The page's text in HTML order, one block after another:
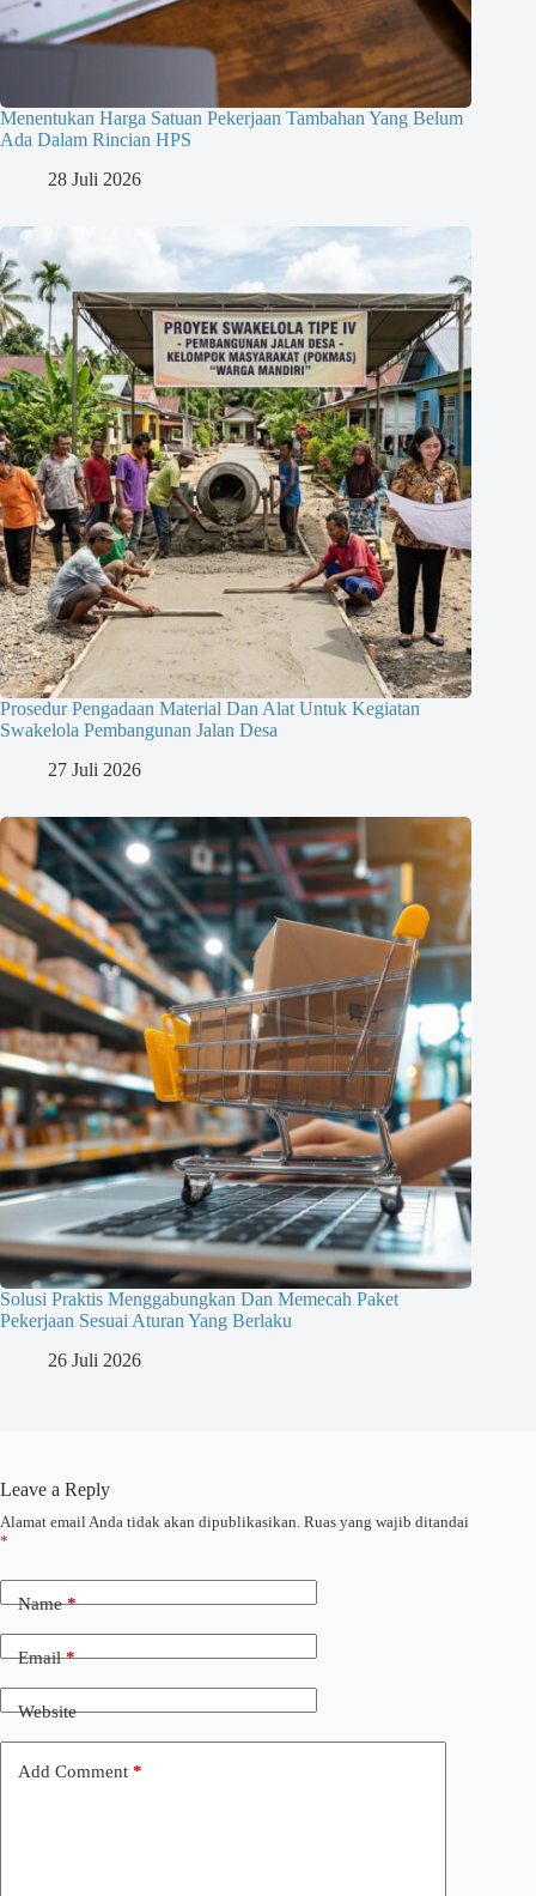
Menentukan Harga Satuan Pekerjaan Tambahan Yang Belum
Ada Dalam Rincian HPS
28 Juli 2026
Prosedur Pengadaan Material Dan Alat Untuk Kegiatan
Swakelola Pembangunan Jalan Desa
27 Juli 2026
Solusi Praktis Menggabungkan Dan Memecah Paket
Pekerjaan Sesuai Aturan Yang Berlaku
26 Juli 2026
Leave a Reply
Alamat email Anda tidak akan dipublikasikan. Ruas yang wajib ditandai
*
Name*
Email*
Website
Add Comment *